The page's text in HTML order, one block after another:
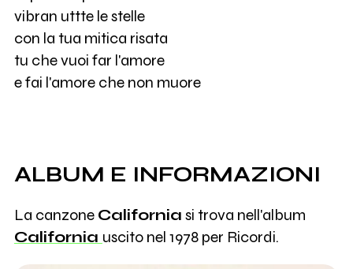
vibran uttte le stelle
con la tua mitica risata
tu che vuoi far l'amore
e fai l'amore che non muore
ALBUM E INFORMAZIONI
La canzone California si trova nell'album
California uscito nel 1978 per Ricordi.